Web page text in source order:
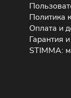
Политика
Оплата и
Гарантия
STIMMA: